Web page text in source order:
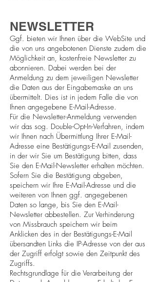
NEWSLETTER
Ggf. bieten wir Ihnen über die WebSite und
die von uns angebotenen Dienste zudem die
Möglichkeit an, kostenfreie Newsletter zu
abonnieren. Dabei werden bei der
Anmeldung zu dem jeweiligen Newsletter
die Daten aus der Eingabemaske an uns
übermittelt. Dies ist in jedem Falle die von
Ihnen angegebene E-Mail-Adresse.
Für die Newsletter-Anmeldung verwenden
wir das sog. Double-Opt-In-Verfahren, indem
wir Ihnen nach Übermittlung Ihrer E-Mail-
Adresse eine Bestätigungs-E-Mail zusenden,
in der wir Sie um Bestätigung bitten, dass
Sie den E-Mail-Newsletter erhalten möchten.
Sofern Sie die Bestätigung abgeben,
speichern wir Ihre E-Mail-Adresse und die
weiteren von Ihnen ggf. angegebenen
Daten so lange, bis Sie den E-Mail-
Newsletter abbestellen. Zur Verhinderung
von Missbrauch speichern wir beim
Anklicken des in der Bestätigungs-E-Mail
übersandten Links die IP-Adresse von der aus
der Zugriff erfolgt sowie den Zeitpunkt des
Zugriffs.
Rechtsgrundlage für die Verarbeitung der